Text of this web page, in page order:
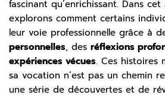
fascinant qu’enrichissant. Dans
explorons comment certains
leur voie professionnelle grâce à
personnelles, des réflexions
expériences vécues. Ces histoires
sa vocation n’est pas un chemin
une série de découvertes et de